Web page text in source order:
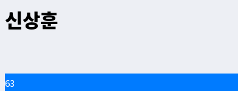
신상훈
63